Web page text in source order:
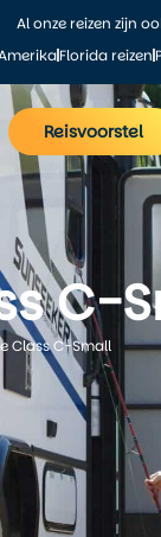
Al onze reizen zijn
Florida reizen
Reisvoorstel
C-
Class C-Small